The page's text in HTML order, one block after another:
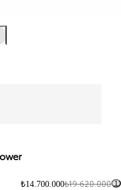
₺14.700.000₺19.620.000 1